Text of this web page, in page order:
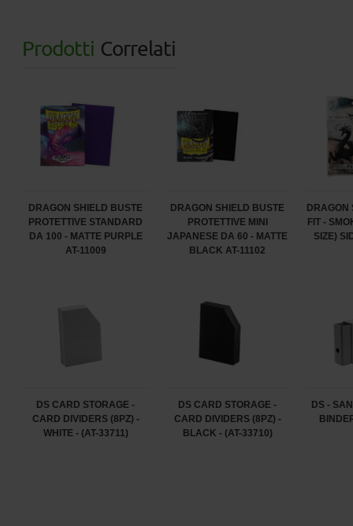
Prodotti Correlati
DRAGON SHIELD BUSTE
PROTETTIVE STANDARD
DA 100 - MATTE PURPLE
AT-11009
DRAGON SHIELD BUSTE
PROTETTIVE MINI
JAPANESE DA 60 - MATTE
BLACK AT-11102
DRAGON
FIT -
SIZE)
DS CARD STORAGE -
CARD DIVIDERS (8PZ) -
WHITE - (AT-33711)
DS CARD STORAGE -
CARD DIVIDERS (8PZ) -
BLACK - (AT-33710)
DS -